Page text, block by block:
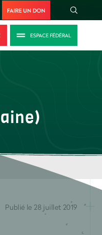
FAIRE UN DON
ESPACE FÉDÉRAL
Publié le 28 juillet 2019